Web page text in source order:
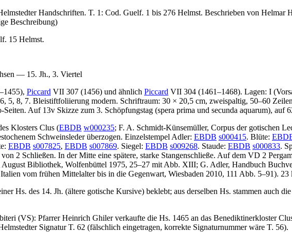
Handschriften. T. 1: Cod. Guelf. 1 bis 276 Helmst. Beschrieben von Helmar
Beschreibung)
15 Helmst.
— 15. Jh., 3. Viertel
Piccard VII 307 (1456) und ähnlich Piccard VII 304 (1461–1468). Lagen: I
5, 8, 7. Bleistiftfoliierung modern. Schriftraum: 30 × 20,5 cm, zweispaltig, 50–60
Auf 13v Skizze zum 3. Schöpfungstag (spera prima und secunda aquarum), auf
Klosters Clus (EBDB w000235; F. A. Schmidt-Künsemüller, Corpus der gotischen
Schweinsleder überzogen. Einzelstempel Adler: EBDB s000415. Blüte:
EBDB s007825, EBDB s007869. Siegel: EBDB s009268. Staude: EBDB s000833.
2 Schließen. In der Mitte eine spätere, starke Stangenschließe. Auf dem VD 2
Bibliothek, Wolfenbüttel 1975, 25–27 mit Abb. XIII; G. Adler, Handbuch
vom frühen Mittelalter bis in die Gegenwart, Wiesbaden 2010, 111 Abb. 5–91).
Hs. des 14. Jh. (ältere gotische Kursive) beklebt; aus derselben Hs. stammen auch
(VS): Pfarrer Heinrich Ghiler verkaufte die Hs. 1465 an das Benediktinerkloster
SignaturT. 62 (fälschlich eingetragen, korrekte Signaturnummer wäre T. 56).